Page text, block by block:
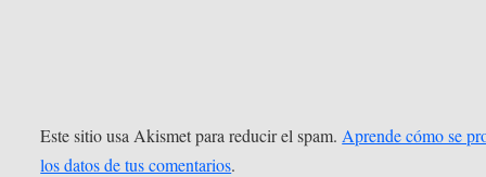
Este sitio usa Akismet para reducir el spam. Aprende cómo se
los datos de tus comentarios.